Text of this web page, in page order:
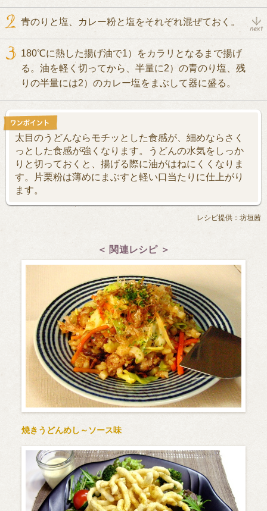
青のりと塩、カレー粉と塩をそれぞれ混ぜておく。
180℃に熱した揚げ油で1）をカラリとなるまで揚げ
る。油を軽く切ってから、半量に2）の青のり塩、残
りの半量には2）のカレー塩をまぶして器に盛る。
太目のうどんならモチッとした食感が、細めならさく
っとした食感が強くなります。うどんの水気をしっか
りと切っておくと、揚げる際に油がはねにくくなりま
す。片栗粉は薄めにまぶすと軽い口当たりに仕上がり
ます。
レシピ提供：坊垣茜
＜ 関連レシピ ＞
焼きうどんめし～ソース味